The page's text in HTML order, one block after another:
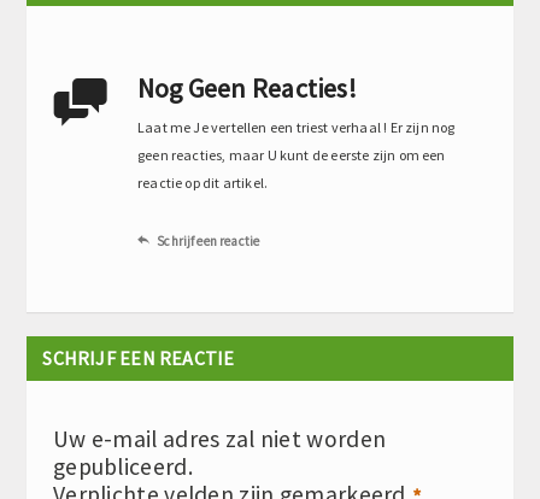
 Nog Geen Reacties!
Laat me Je vertellen een triest verhaal ! Er zijn nog
geen reacties, maar U kunt de eerste zijn om een
reactie op dit artikel.
 Schrijf een reactie
SCHRIJF EEN REACTIE
Uw e-mail adres zal niet worden
gepubliceerd.